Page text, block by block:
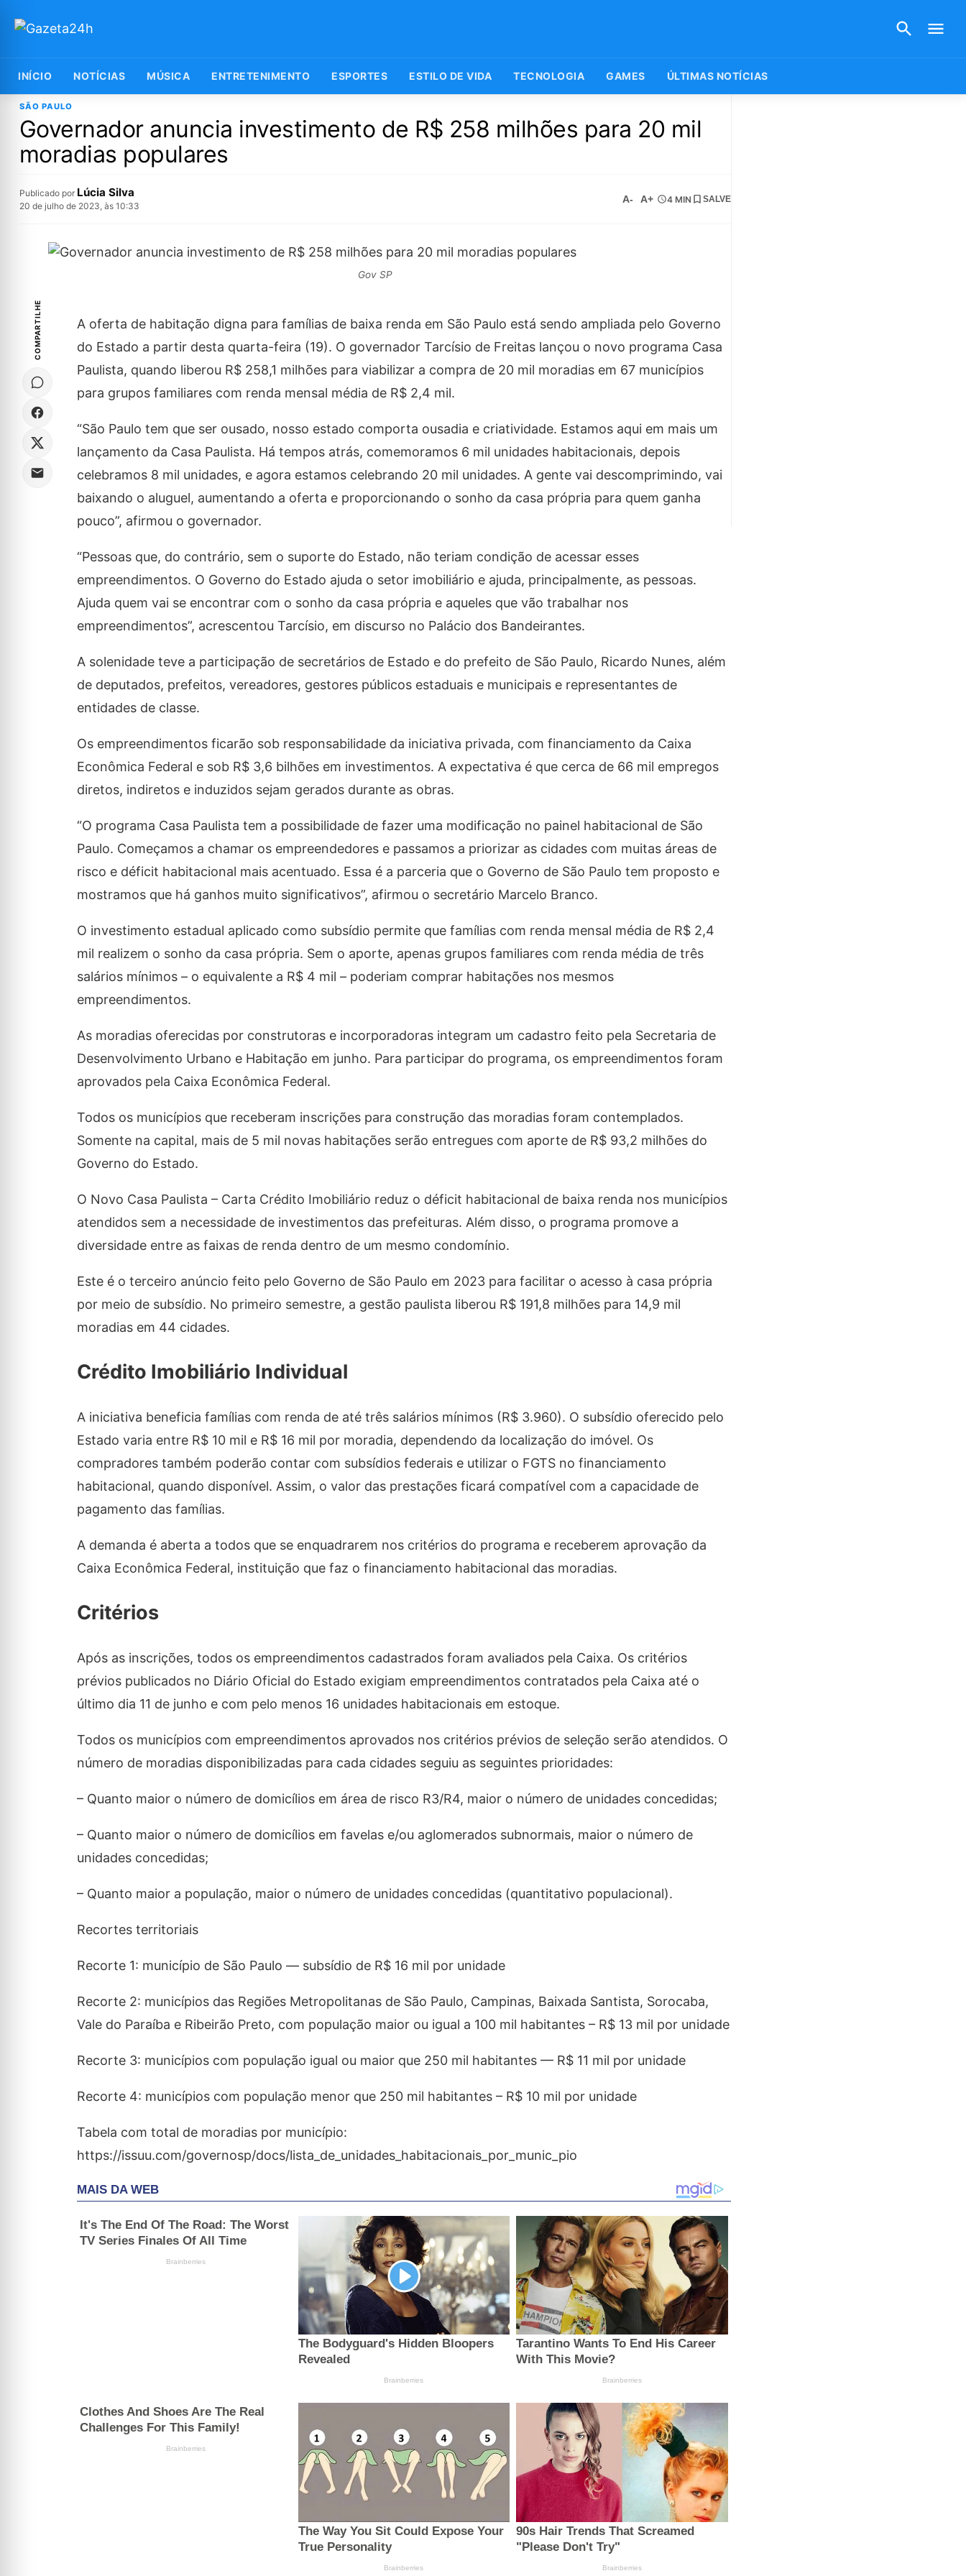
INÍCIO NOTÍCIAS MÚSICA ENTRETENIMENTO ESPORTES ESTILO DE VIDA TECNOLOGIA GAMES ÚLTIMAS NOTÍCIAS
SÃO PAULO
Governador anuncia investimento de R$ 258 milhões para 20 mil
moradias populares
Publicado por Lúcia Silva
20 de julho de 2023, às 10:33
A- A+ 4 MIN SALVE
Gov SP
COMPARTILHE
A oferta de habitação digna para famílias de baixa renda em São Paulo está sendo ampliada pelo Governo
do Estado a partir desta quarta-feira (19). O governador Tarcísio de Freitas lançou o novo programa Casa
Paulista, quando liberou R$ 258,1 milhões para viabilizar a compra de 20 mil moradias em 67 municípios
para grupos familiares com renda mensal média de R$ 2,4 mil.
“São Paulo tem que ser ousado, nosso estado comporta ousadia e criatividade. Estamos aqui em mais um
lançamento da Casa Paulista. Há tempos atrás, comemoramos 6 mil unidades habitacionais, depois
celebramos 8 mil unidades, e agora estamos celebrando 20 mil unidades. A gente vai descomprimindo, vai
baixando o aluguel, aumentando a oferta e proporcionando o sonho da casa própria para quem ganha
pouco”, afirmou o governador.
“Pessoas que, do contrário, sem o suporte do Estado, não teriam condição de acessar esses
empreendimentos. O Governo do Estado ajuda o setor imobiliário e ajuda, principalmente, as pessoas.
Ajuda quem vai se encontrar com o sonho da casa própria e aqueles que vão trabalhar nos
empreendimentos”, acrescentou Tarcísio, em discurso no Palácio dos Bandeirantes.
A solenidade teve a participação de secretários de Estado e do prefeito de São Paulo, Ricardo Nunes, além
de deputados, prefeitos, vereadores, gestores públicos estaduais e municipais e representantes de
entidades de classe.
Os empreendimentos ficarão sob responsabilidade da iniciativa privada, com financiamento da Caixa
Econômica Federal e sob R$ 3,6 bilhões em investimentos. A expectativa é que cerca de 66 mil empregos
diretos, indiretos e induzidos sejam gerados durante as obras.
“O programa Casa Paulista tem a possibilidade de fazer uma modificação no painel habitacional de São
Paulo. Começamos a chamar os empreendedores e passamos a priorizar as cidades com muitas áreas de
risco e déficit habitacional mais acentuado. Essa é a parceria que o Governo de São Paulo tem proposto e
mostramos que há ganhos muito significativos”, afirmou o secretário Marcelo Branco.
O investimento estadual aplicado como subsídio permite que famílias com renda mensal média de R$ 2,4
mil realizem o sonho da casa própria. Sem o aporte, apenas grupos familiares com renda média de três
salários mínimos – o equivalente a R$ 4 mil – poderiam comprar habitações nos mesmos
empreendimentos.
As moradias oferecidas por construtoras e incorporadoras integram um cadastro feito pela Secretaria de
Desenvolvimento Urbano e Habitação em junho. Para participar do programa, os empreendimentos foram
aprovados pela Caixa Econômica Federal.
Todos os municípios que receberam inscrições para construção das moradias foram contemplados.
Somente na capital, mais de 5 mil novas habitações serão entregues com aporte de R$ 93,2 milhões do
Governo do Estado.
O Novo Casa Paulista – Carta Crédito Imobiliário reduz o déficit habitacional de baixa renda nos municípios
atendidos sem a necessidade de investimentos das prefeituras. Além disso, o programa promove a
diversidade entre as faixas de renda dentro de um mesmo condomínio.
Este é o terceiro anúncio feito pelo Governo de São Paulo em 2023 para facilitar o acesso à casa própria
por meio de subsídio. No primeiro semestre, a gestão paulista liberou R$ 191,8 milhões para 14,9 mil
moradias em 44 cidades.
Crédito Imobiliário Individual
A iniciativa beneficia famílias com renda de até três salários mínimos (R$ 3.960). O subsídio oferecido pelo
Estado varia entre R$ 10 mil e R$ 16 mil por moradia, dependendo da localização do imóvel. Os
compradores também poderão contar com subsídios federais e utilizar o FGTS no financiamento
habitacional, quando disponível. Assim, o valor das prestações ficará compatível com a capacidade de
pagamento das famílias.
A demanda é aberta a todos que se enquadrarem nos critérios do programa e receberem aprovação da
Caixa Econômica Federal, instituição que faz o financiamento habitacional das moradias.
Critérios
Após as inscrições, todos os empreendimentos cadastrados foram avaliados pela Caixa. Os critérios
prévios publicados no Diário Oficial do Estado exigiam empreendimentos contratados pela Caixa até o
último dia 11 de junho e com pelo menos 16 unidades habitacionais em estoque.
Todos os municípios com empreendimentos aprovados nos critérios prévios de seleção serão atendidos. O
número de moradias disponibilizadas para cada cidades seguiu as seguintes prioridades:
– Quanto maior o número de domicílios em área de risco R3/R4, maior o número de unidades concedidas;
– Quanto maior o número de domicílios em favelas e/ou aglomerados subnormais, maior o número de
unidades concedidas;
– Quanto maior a população, maior o número de unidades concedidas (quantitativo populacional).
Recortes territoriais
Recorte 1: município de São Paulo — subsídio de R$ 16 mil por unidade
Recorte 2: municípios das Regiões Metropolitanas de São Paulo, Campinas, Baixada Santista, Sorocaba,
Vale do Paraíba e Ribeirão Preto, com população maior ou igual a 100 mil habitantes – R$ 13 mil por unidade
Recorte 3: municípios com população igual ou maior que 250 mil habitantes — R$ 11 mil por unidade
Recorte 4: municípios com população menor que 250 mil habitantes – R$ 10 mil por unidade
Tabela com total de moradias por município:
https://issuu.com/governosp/docs/lista_de_unidades_habitacionais_por_munic_pio